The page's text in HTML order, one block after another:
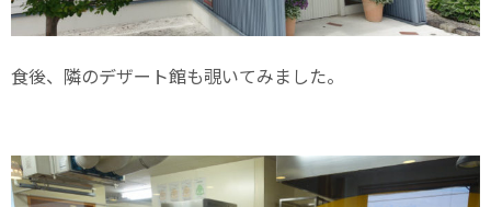
食後、隣のデザート館も覗いてみました。